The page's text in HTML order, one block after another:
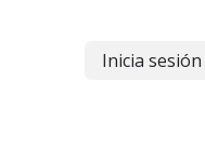
Inicia sesión